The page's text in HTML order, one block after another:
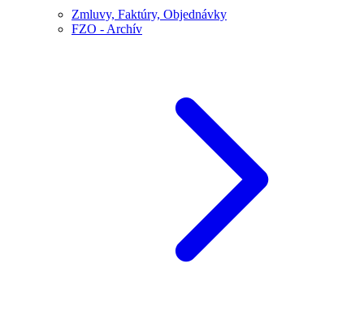
Zmluvy, Faktúry, Objednávky
FZO - Archív